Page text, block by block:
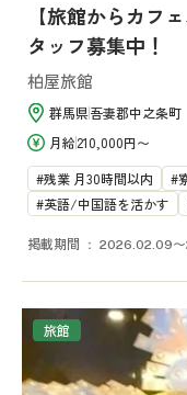
【旅館からカフ
タッフ募集中！
柏屋旅館
群馬県吾妻郡中之条町
月給210,000円〜
残業 月30時間以内
英語/中国語を活かす
掲載期間 2026.02.09〜
旅館